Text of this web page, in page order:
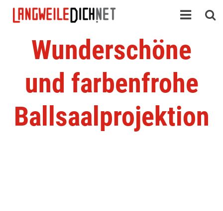
Wunderschöne
und farbenfrohe
Ballsaalprojektion